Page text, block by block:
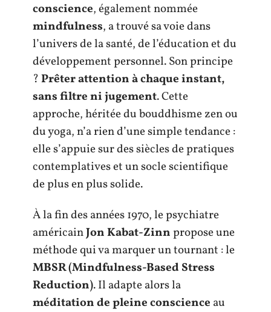
conscience, également nommée
mindfulness, a trouvé sa voie dans
l’univers de la santé, de l’éducation et du
développement personnel. Son principe
?Prêter attention à chaque instant,
sans filtre ni jugement. Cette
approche, héritée du bouddhisme zen ou
du yoga, n’a rien d’une simple tendance :
elle s’appuie sur des siècles de pratiques
contemplatives et un socle scientifique
de plus en plus solide.
À la fin des années 1970, le psychiatre
américainJon Kabat-Zinnpropose une
méthode qui va marquer un tournant : le
MBSR (Mindfulness-Based Stress
Reduction). Il adapte alors la
méditation de pleine conscience au